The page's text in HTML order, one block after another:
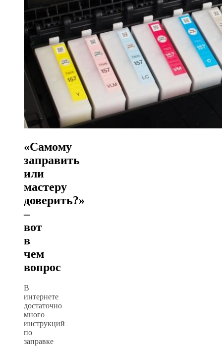
«Самому
заправить
или
мастеру
доверить?»
–
вот
в
чем
вопрос
В
интернете
достаточно
много
инструкций
по
заправке